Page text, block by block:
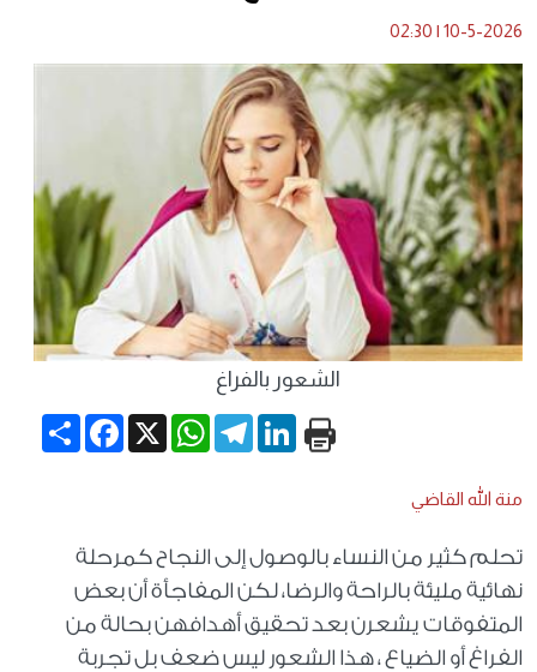
10-5-2026
|
02:30
الشعور بالفراغ
Share
Facebook X
WhatsApp
TelegramLinkedIn
منة الله القاضي
تحلم كثير من النساء بالوصول إلى النجاح كمرحلة
نهائية مليئة بالراحة والرضا، لكن المفاجأة أن بعض
المتفوقات يشعرن بعد تحقيق أهدافهن بحالة من
الفراغ أو الضياع ، هذا الشعور ليس ضعف بل تجربة